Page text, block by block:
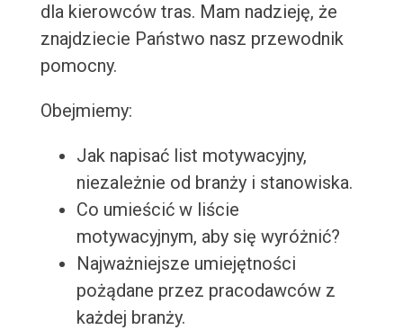
dla kierowców tras. Mam nadzieję, że
znajdziecie Państwo nasz przewodnik
pomocny.
Obejmiemy:
Jak napisać list motywacyjny,
niezależnie od branży i stanowiska.
Co umieścić w liście
motywacyjnym, aby się wyróżnić?
Najważniejsze umiejętności
pożądane przez pracodawców z
każdej branży.